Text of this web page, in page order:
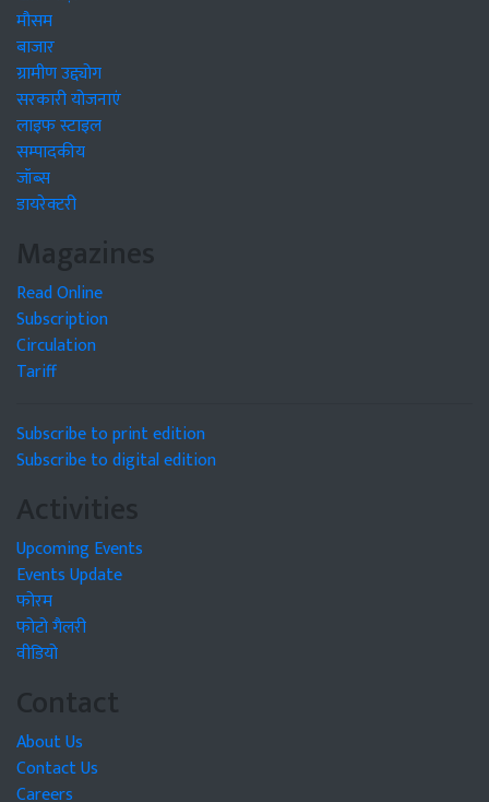
मौसम
बाजार
ग्रामीण उद्द्योग
सरकारी योजनाएं
लाइफ स्टाइल
सम्पादकीय
जॉब्स
डायरेक्टरी
Magazines
Read Online
Subscription
Circulation
Tariff
Subscribe to print edition
Subscribe to digital edition
Activities
Upcoming Events
Events Update
फोरम
फोटो गैलरी
वीडियो
Contact
About Us
Contact Us
Careers